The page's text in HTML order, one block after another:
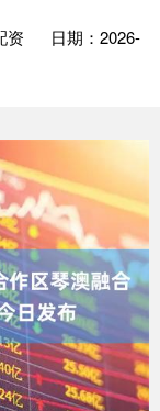
资
日期：2026-